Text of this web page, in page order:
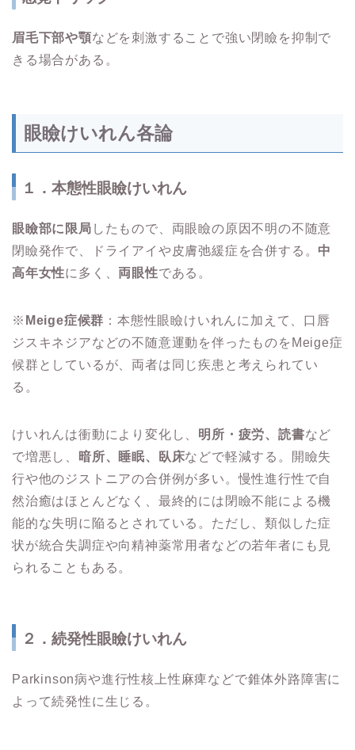
眉毛下部や顎などを刺激することで強い閉瞼を抑制で
きる場合がある。
眼瞼けいれん各論
１．本態性眼瞼けいれん
眼瞼部に限局 したもので、両眼瞼の原因不明の不随意
閉瞼発作で、ドライアイや皮膚弛緩症を合併する。 中
高年女性に多く、 両眼性である。
※ Meige症候群 ：本態性眼瞼けいれんに加えて、口唇
ジスキネジアなどの不随意運動を伴ったものをMeige症
候群としているが、両者は同じ疾患と考えられてい
る。
けいれんは衝動により変化し、 明所・疲労、読書など
で増悪し、
暗所、睡眠、臥床などで軽減する。開瞼失
行や他のジストニアの合併例が多い。慢性進行性で自
然治癒はほとんどなく、最終的には閉瞼不能による機
能的な失明に陥るとされている。ただし、類似した症
状が統合失調症や向精神薬常用者などの若年者にも見
られることもある。
２．続発性眼瞼けいれん
Parkinson病や進行性核上性麻痺などで錐体外路障害に
よって続発性に生じる。